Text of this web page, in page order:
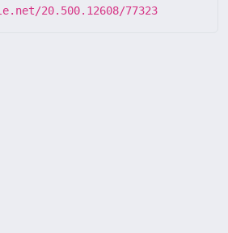
20.500.12608/77323